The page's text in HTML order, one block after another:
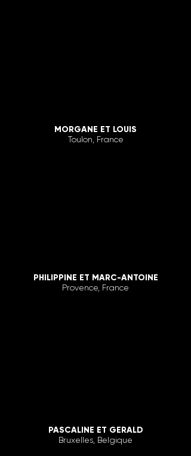
MORGANE ET LOUIS
Toulon, France
PHILIPPINE ET MARC-ANTOINE
Provence, France
PASCALINE ET GERALD
Bruxelles, Belgique